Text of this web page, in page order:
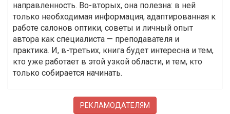
направленность. Во-вторых, она полезна: в ней
только необходимая информация, адаптированная к
работе салонов оптики, советы и личный опыт
автора как специалиста — преподавателя и
практика. И, в-третьих, книга будет интересна и тем,
кто уже работает в этой узкой области, и тем, кто
только собирается начинать.
РЕКЛАМОДАТЕЛЯМ